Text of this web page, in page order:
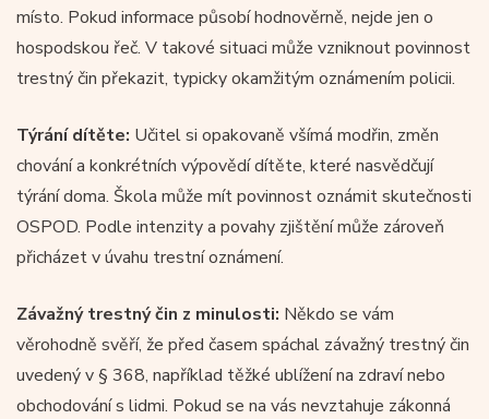
místo. Pokud informace působí hodnověrně, nejde jen o
hospodskou řeč. V takové situaci může vzniknout povinnost
trestný čin překazit, typicky okamžitým oznámením policii.
Týrání dítěte: Učitel si opakovaně všímá modřin, změn
chování a konkrétních výpovědí dítěte, které nasvědčují
týrání doma. Škola může mít povinnost oznámit skutečnosti
OSPOD. Podle intenzity a povahy zjištění může zároveň
přicházet v úvahu trestní oznámení.
Závažný trestný čin z minulosti: Někdo se vám
věrohodně svěří, že před časem spáchal závažný trestný čin
uvedený v § 368, například těžké ublížení na zdraví nebo
obchodování s lidmi. Pokud se na vás nevztahuje zákonná